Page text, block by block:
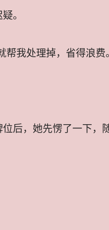
。
帮我处理掉，省得浪费
后，她先愣了一下